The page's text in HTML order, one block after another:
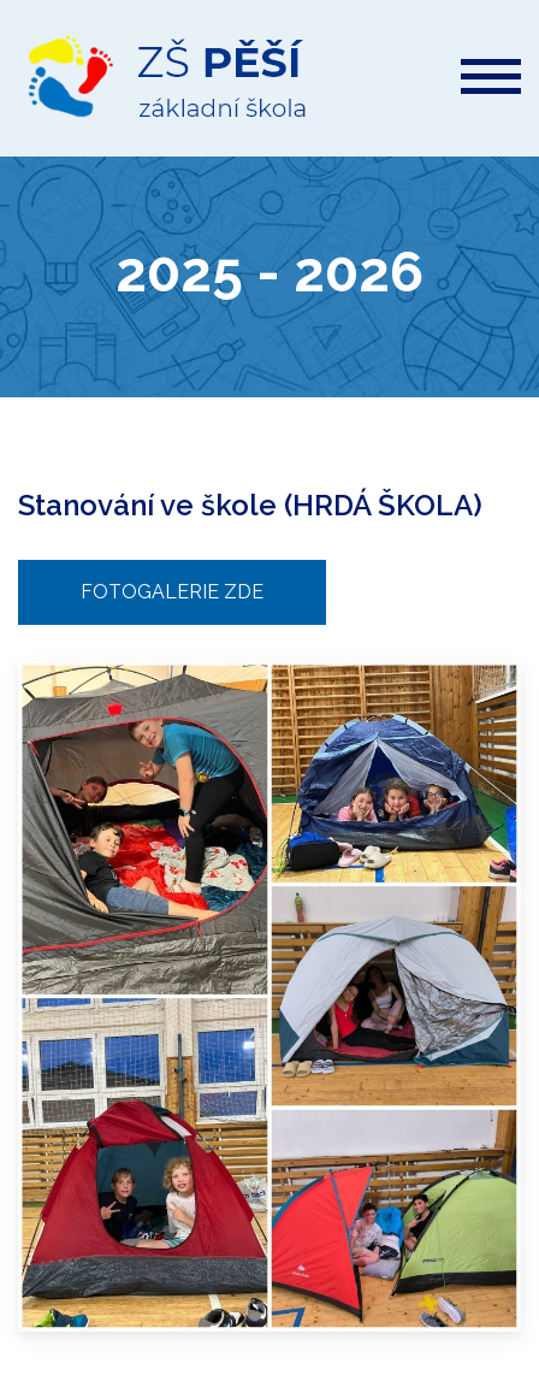
ZŠ
Pěší
2025 - 2026
Stanování ve škole (HRDÁ ŠKOLA)
FOTOGALERIE ZDE